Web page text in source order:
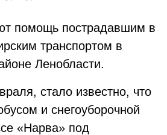
помощь пострадавшим в
транспортом в
Ленобласти.
стало известно, что
и снегоуборочной
«Нарва» под